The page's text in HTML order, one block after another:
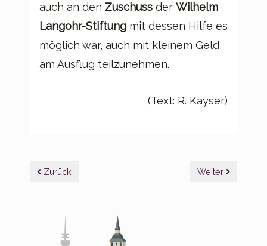
auch an den Zuschuss der Wilhelm
Langohr-Stiftung mit dessen Hilfe es
möglich war, auch mit kleinem Geld
am Ausflug teilzunehmen.
(Text: R. Kayser)
Beitragsnavigation
Zurück Weiter